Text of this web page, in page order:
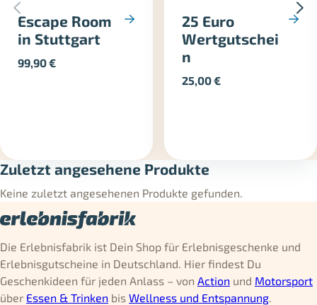
Escape Room
in Stuttgart
99,90€
25 Euro
Wertgutschei
n
25,00€
Zuletzt angesehene Produkte
Keine zuletzt angesehenen Produkte gefunden.
Die Erlebnisfabrik ist Dein Shop für Erlebnisgeschenke und
Erlebnisgutscheine in Deutschland. Hier findest Du
Geschenkideen für jeden Anlass – von Action und Motorsport
über Essen & Trinken bis Wellness und Entspannung